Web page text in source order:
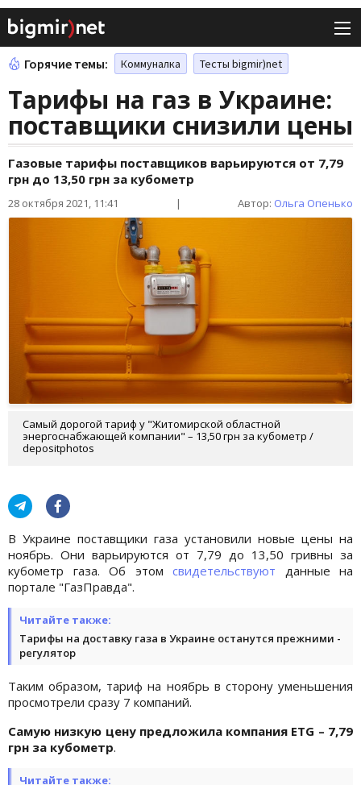
Горячие темы: Коммуналка Тесты bigmir)net
Тарифы на газ в Украине:
поставщики снизили цены
Газовые тарифы поставщиков варьируются от 7,79
грн до 13,50 грн за кубометр
28 октября 2021, 11:41 | Автор: Ольга Опенько
Самый дорогой тариф у "Житомирской областной
энергоснабжающей компании" – 13,50 грн за кубометр /
depositphotos
В Украине поставщики газа установили новые цены на
ноябрь. Они варьируются от 7,79 до 13,50 гривны за
кубометр газа. Об этом свидетельствуют данные на
портале "ГазПравда".
Читайте также:
Тарифы на доставку газа в Украине останутся прежними -
регулятор
Таким образом, тариф на ноябрь в сторону уменьшения
просмотрели сразу 7 компаний.
Самую низкую цену предложила компания ETG – 7,79
грн за кубометр.
Читайте также: